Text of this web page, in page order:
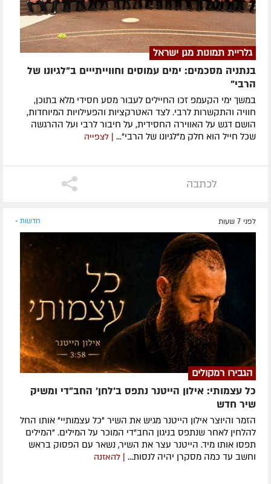
גלריית תמונות מגן ישראל
בנתניה מסכמים: ימים עמוסים וחווייתייים ב"לגיונו של
הרבי"
במשך ימי הקעמפ זכו החיילים לעבור מסע חסידי מלא בתוכן,
חוויה והתקשרות לרבי. לצד האטרקציות והפעילויות המיוחדות,
הושם דגש על האווירה החסידית, על חיבור לרבי ועל ההרגשה
שכל חייל הוא חלק מ"לגיונו של הרבי"... | לצפייה
לכתבה
לפני 7 שעות חדשות »
הגבירו רמקולים
כל עצמותי: אילון הייטנר נתפס ב'לחן' החב"די ומשיק
שיר חדש
הזמר והיוצר אילון הייטנר מגיש את השיר "כל עצמותיי" אותו החל
להלחין לאחר שנתפס בניגון החב"די המוכר על המילים. "המילים
תפסו אותו מיד. הייטנר עצר את השיר, נשאר עם הפסוק בראש
וחשב עד כמה מסקרן יהיה לנסות...
| להאזנה